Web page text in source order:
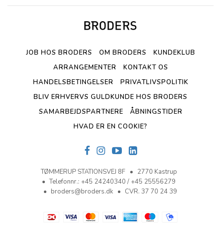
JOB HOS BRODERS OM BRODERS
KUNDEKLUB
ARRANGEMENTER
KONTAKT OS
HANDELSBETINGELSER
PRIVATLIVSPOLITIK
BLIV ERHVERVS GULDKUNDE HOS BRODERS
SAMARBEJDSPARTNERE
ÅBNINGSTIDER
HVAD ER EN COOKIE?
TØMMERUP STATIONSVEJ 8F
2770 Kastrup
Telefonnr.: +45 24240340 / +45 25556279
broders@broders.dk
CVR. 37 70 24 39